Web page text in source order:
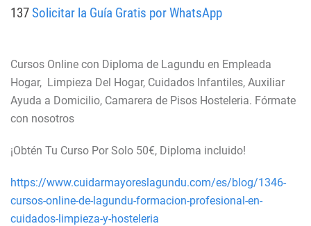
137Solicitar la Guía Gratis por WhatsApp
Cursos Online con Diploma de Lagundu en Empleada
Hogar, Limpieza Del Hogar, Cuidados Infantiles, Auxiliar
Ayuda a Domicilio, Camarera de Pisos Hosteleria. Fórmate
con nosotros
¡Obtén Tu Curso Por Solo 50€, Diploma incluido!
https://www.cuidarmayoreslagundu.com/es/blog/1346-
cursos-online-de-lagundu-formacion-profesional-en-
cuidados-limpieza-y-hosteleria